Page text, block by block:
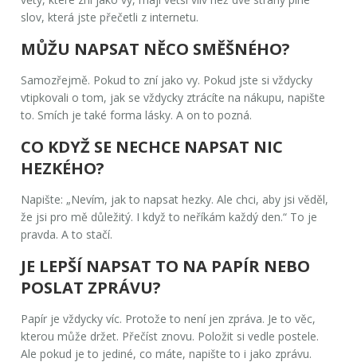
slov, která jste přečetli z internetu.
MŮŽU NAPSAT NĚCO SMĚŠNÉHO?
Samozřejmě. Pokud to zní jako vy. Pokud jste si vždycky
vtipkovali o tom, jak se vždycky ztrácíte na nákupu, napište
to. Smích je také forma lásky. A on to pozná.
CO KDYŽ SE NECHCE NAPSAT NIC
HEZKÉHO?
Napište: „Nevím, jak to napsat hezky. Ale chci, aby jsi věděl,
že jsi pro mě důležitý. I když to neříkám každý den.“ To je
pravda. A to stačí.
JE LEPŠÍ NAPSAT TO NA PAPÍR NEBO
POSLAT ZPRÁVU?
Papír je vždycky víc. Protože to není jen zpráva. Je to věc,
kterou může držet. Přečíst znovu. Položit si vedle postele.
Ale pokud je to jediné, co máte, napište to i jako zprávu.